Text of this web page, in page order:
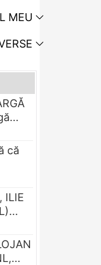
MEU
că
ILIE